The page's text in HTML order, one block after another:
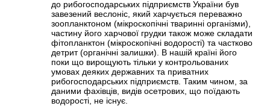
до рибогосподарських підприємств України був
завезений веслоніс, який харчується переважно
зоопланктоном (мікроскопічні тваринні організми),
частину його харчової грудки також може складати
фітопланктон (мікроскопічні водорості) та частково
детрит (органічні залишки). В нашій країні його
поки що вирощують тільки у контрольованих
умовах деяких державних та приватних
рибогосподарських підприємств. Таким чином, за
даними фахівців, видів осетрових, що поїдають
водорості, не існує.